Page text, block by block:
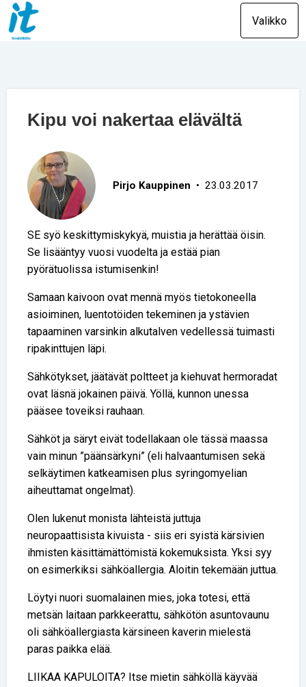
Valikko
Kipu voi nakertaa elävältä
Pirjo Kauppinen • 23.03.2017
SE syö keskittymiskykyä, muistia ja herättää öisin.
Se lisääntyy vuosi vuodelta ja estää pian
pyörätuolissa istumisenkin!
Samaan kaivoon ovat mennä myös tietokoneella
asioiminen, luentotöiden tekeminen ja ystävien
tapaaminen varsinkin alkutalven vedellessä tuimasti
ripakinttujen läpi.
Sähkötykset, jäätävät poltteet ja kiehuvat hermoradat
ovat läsnä jokainen päivä. Yöllä, kunnon unessa
pääsee toveiksi rauhaan.
Sähköt ja säryt eivät todellakaan ole tässä maassa
vain minun ”päänsärkyni” (eli halvaantumisen sekä
selkäytimen katkeamisen plus syringomyelian
aiheuttamat ongelmat).
Olen lukenut monista lähteistä juttuja
neuropaattisista kivuista - siis eri syistä kärsivien
ihmisten käsittämättömistä kokemuksista. Yksi syy
on esimerkiksi sähköallergia. Aloitin tekemään juttua.
Löytyi nuori suomalainen mies, joka totesi, että
metsän laitaan parkkeerattu, sähkötön asuntovaunu
oli sähköallergiasta kärsineen kaverin mielestä
paras paikka elää.
LIIKAA KAPULOITA? Itse mietin sähköllä käyvää